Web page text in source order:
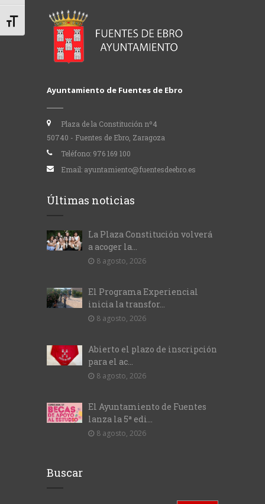
Alternar tamaño de letra
Ayuntamiento de Fuentes de Ebro
Plaza de la Constitución nº4
50740 - Fuentes de Ebro, Zaragoza
Teléfono: 976 169 100
Email: ayuntamiento@fuentesdeebro.es
Últimas noticias
La Plaza Constitución volverá
a acoger la...
8 agosto, 2026
El Programa Experiencial
inicia la transfor...
8 agosto, 2026
Abierto el plazo de inscripción
para el ac...
8 agosto, 2026
El Ayuntamiento de Fuentes
lanza la 5ª edi...
8 agosto, 2026
Buscar